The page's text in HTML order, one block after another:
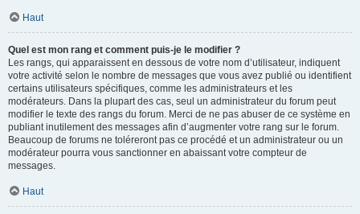
Haut
Quel est mon rang et comment puis-je le modifier ?
Les rangs, qui apparaissent en dessous de votre nom d’utilisateur, indiquent
votre activité selon le nombre de messages que vous avez publié ou identifient
certains utilisateurs spécifiques, comme les administrateurs et les
modérateurs. Dans la plupart des cas, seul un administrateur du forum peut
modifier le texte des rangs du forum. Merci de ne pas abuser de ce système en
publiant inutilement des messages afin d’augmenter votre rang sur le forum.
Beaucoup de forums ne toléreront pas ce procédé et un administrateur ou un
modérateur pourra vous sanctionner en abaissant votre compteur de
messages.
Haut